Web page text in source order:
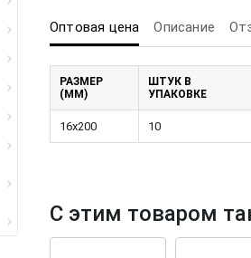
Оптовая цена Описание
РАЗМЕР
(ММ)
ШТУК В
УПАКОВКЕ
16x200 10
С этим товаром